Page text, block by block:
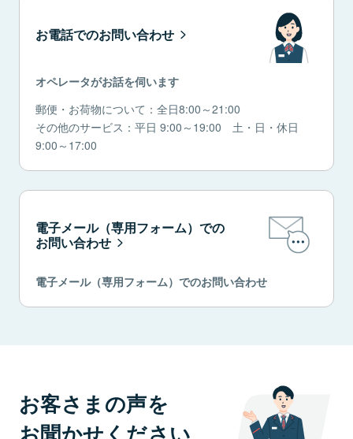
お電話でのお問い合わせ
オペレータがお話を伺います
郵便・お荷物について：全日8:00～21:00
その他のサービス：平日 9:00～19:00 土・日・休日
9:00～17:00
電子メール（専用フォーム）での
お問い合わせ
電子メール（専用フォーム）でのお問い合わせ
お客さまの声を
お聞かせください